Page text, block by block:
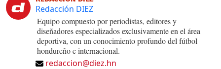
Redacción DIEZ
Equipo compuesto por periodistas, editores y
diseñadores especializados exclusivamente en el área
deportiva, con un conocimiento profundo del fútbol
hondureño e internacional.
redaccion@diez.hn